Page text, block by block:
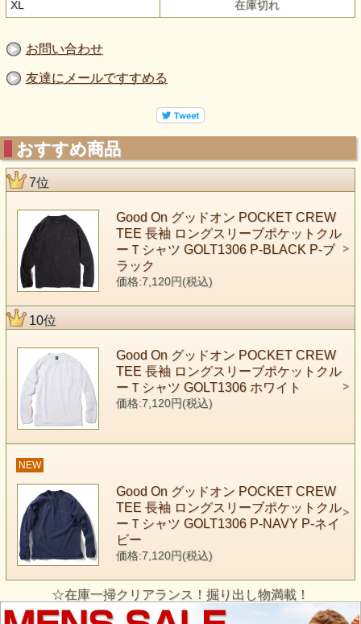
XL
在庫切れ
お問い合わせ
友達にメールですすめる
おすすめ商品
7位
Good On グッドオン POCKET CREW
TEE 長袖 ロングスリーブポケットクル
ーＴシャツ GOLT1306 P-BLACK P-ブ
ラック
価格:7,120円(税込)
10位
Good On グッドオン POCKET CREW
TEE 長袖 ロングスリーブポケットクル
ーＴシャツ GOLT1306 ホワイト
価格:7,120円(税込)
NEW
Good On グッドオン POCKET CREW
TEE 長袖 ロングスリーブポケットクル
ーＴシャツ GOLT1306 P-NAVY P-ネイ
ビー
価格:7,120円(税込)
☆在庫一掃クリアランス！掘り出し物満載！